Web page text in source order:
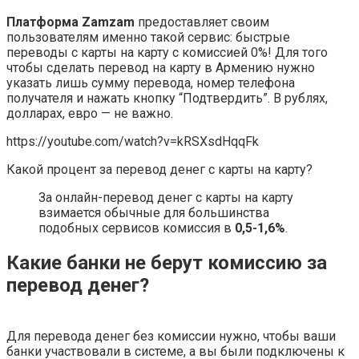
Платформа Zamzam предоставляет своим
пользователям именно такой сервис: быстрые
переводы с карты на карту с комиссией 0%! Для того
чтобы сделать перевод на карту в Армению нужно
указать лишь сумму перевода, номер телефона
получателя и нажать кнопку “Подтвердить”. В рублях,
долларах, евро — не важно.
https://youtube.com/watch?v=kRSXsdHqqFk
Какой процент за перевод денег с карты на карту?
За онлайн-перевод денег с карты на карту
взимается обычные для большинства
подобных сервисов комиссия в 0,5-1,6%.
Какие банки не берут комиссию за
перевод денег?
Для перевода денег без комиссии нужно, чтобы ваши
банки участвовали в системе, а вы были подключены к